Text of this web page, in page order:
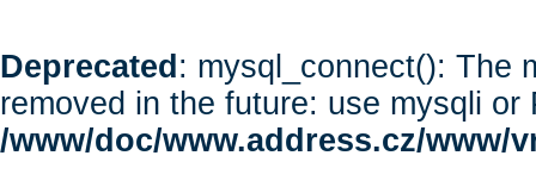
Deprecated : mysql_connect(): The
removed in the future: use mysqli or
/www/doc/www.address.cz/www/